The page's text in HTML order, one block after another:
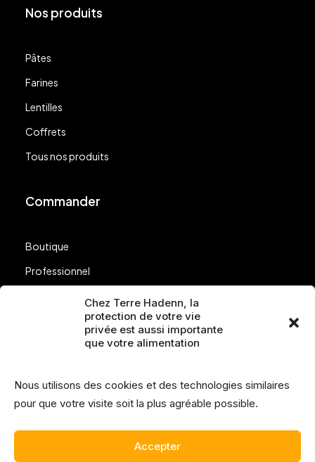
Chez Terre Hadenn, la
protection de votre vie
privée est aussi importante
que votre alimentation
Nous utilisons des cookies et des technologies similaires
pour que votre visite soit la plus agréable possible.
Accepter
Nos produits
Pâtes
Farines
Lentilles
Coffrets
Tous nos produits
Commander
Boutique
Professionnel